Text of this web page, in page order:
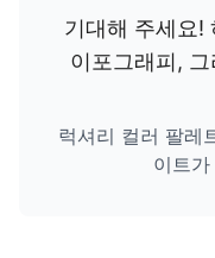
기대해 주세요!
이포그래피, 그
럭셔리 컬러 팔레
이트